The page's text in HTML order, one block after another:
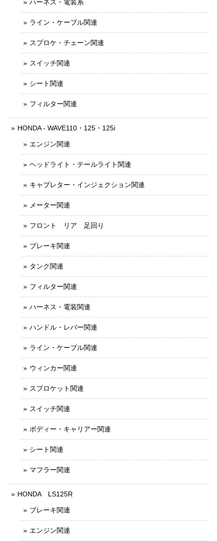
ハーネス・電装系
ライン・ケーブル関連
スプロケ・チェーン関連
スイッチ関連
シート関連
フィルター関連
HONDA - WAVE110・125・125i
エンジン関連
ヘッドライト・テールライト関連
キャブレター・インジェクション関連
メーター関連
フロント リア 足回り
ブレーキ関連
タンク関連
フィルター関連
ハーネス・電装関連
ハンドル・レバー関連
ライン・ケーブル関連
ウィンカー関連
スプロケット関連
スイッチ関連
ボディー・キャリアー関連
シート関連
マフラー関連
HONDA LS125R
ブレーキ関連
エンジン関連